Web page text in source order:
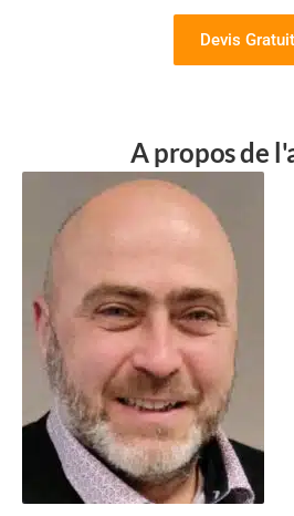
Devis Gratuit
A propos de